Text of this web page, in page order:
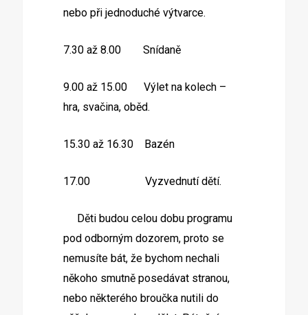
nebo při jednoduché výtvarce.
7.30 až 8.00 Snídaně
9.00 až 15.00 Výlet na kolech –
hra, svačina, oběd.
15.30 až 16.30 Bazén
17.00 Vyzvednutí dětí.
Děti budou celou dobu programu
pod odborným dozorem, proto se
nemusíte bát, že bychom nechali
někoho smutně posedávat stranou,
nebo některého broučka nutili do